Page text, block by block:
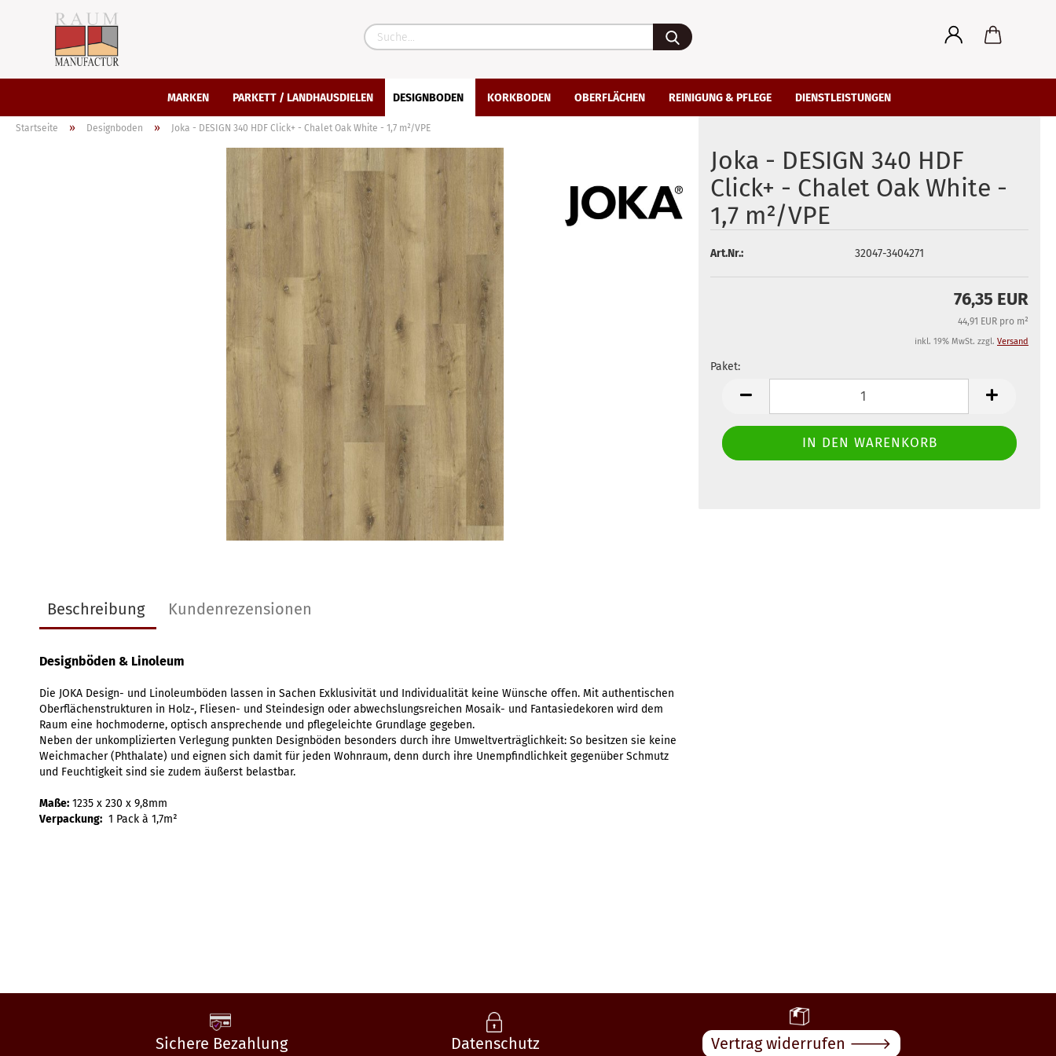
MARKEN PARKETT / LANDHAUSDIELEN DESIGNBODEN KORKBODEN OBERFLÄCHEN REINIGUNG & PFLEGE DIENSTLEISTUNGEN
Startseite » Designboden » Joka - DESIGN 340 HDF Click+ - Chalet Oak White - 1,7 m²/VPE
Joka - DESIGN 340 HDF
Click+ - Chalet Oak White -
1,7 m²/VPE
Art.Nr.: 32047-3404271
76,35 EUR
44,91 EUR pro m²
inkl. 19% MwSt. zzgl. Versand
Paket:
Paket
Beschreibung Kundenrezensionen
Designböden & Linoleum
Die JOKA Design- und Linoleumböden lassen in Sachen Exklusivität und Individualität keine Wünsche offen. Mit authentischen
Oberflächenstrukturen in Holz-, Fliesen- und Steindesign oder abwechslungsreichen Mosaik- und Fantasiedekoren wird dem
Raum eine hochmoderne, optisch ansprechende und pflegeleichte Grundlage gegeben.
Neben der unkomplizierten Verlegung punkten Designböden besonders durch ihre Umweltverträglichkeit: So besitzen sie keine
Weichmacher (Phthalate) und eignen sich damit für jeden Wohnraum, denn durch ihre Unempfindlichkeit gegenüber Schmutz
und Feuchtigkeit sind sie zudem äußerst belastbar.
Maße: 1235 x 230 x 9,8mm
Verpackung: 1 Pack à 1,7m²
Sichere Bezahlung Datenschutz Vertrag widerrufen 🡒